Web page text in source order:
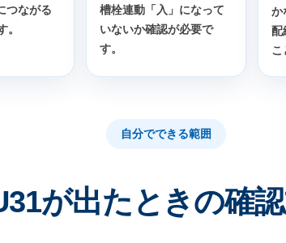
つながる
。
槽栓連動「入」になって
いないか確認が必要で
す。
か
配
こ
自分でできる範囲
が出たときの確